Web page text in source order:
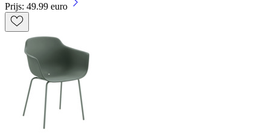
Prijs: 49.99 euro